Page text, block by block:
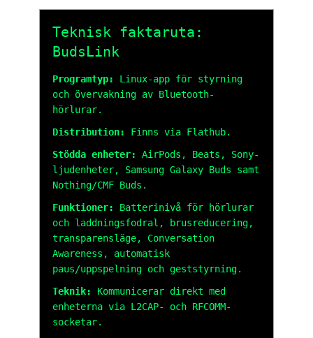
Teknisk faktaruta:
BudsLink
Programtyp:
Linux-app för styrning
och övervakning av Bluetooth-
hörlurar.
Distribution:
Finns via Flathub.
Stödda enheter:
AirPods, Beats, Sony-
ljudenheter, Samsung Galaxy Buds samt
Nothing/CMF Buds.
Funktioner:
Batterinivå för hörlurar
och laddningsfodral, brusreducering,
transparensläge, Conversation
Awareness, automatisk
paus/uppspelning och geststyrning.
Teknik:
Kommunicerar direkt med
enheterna via L2CAP- och RFCOMM-
socketar.